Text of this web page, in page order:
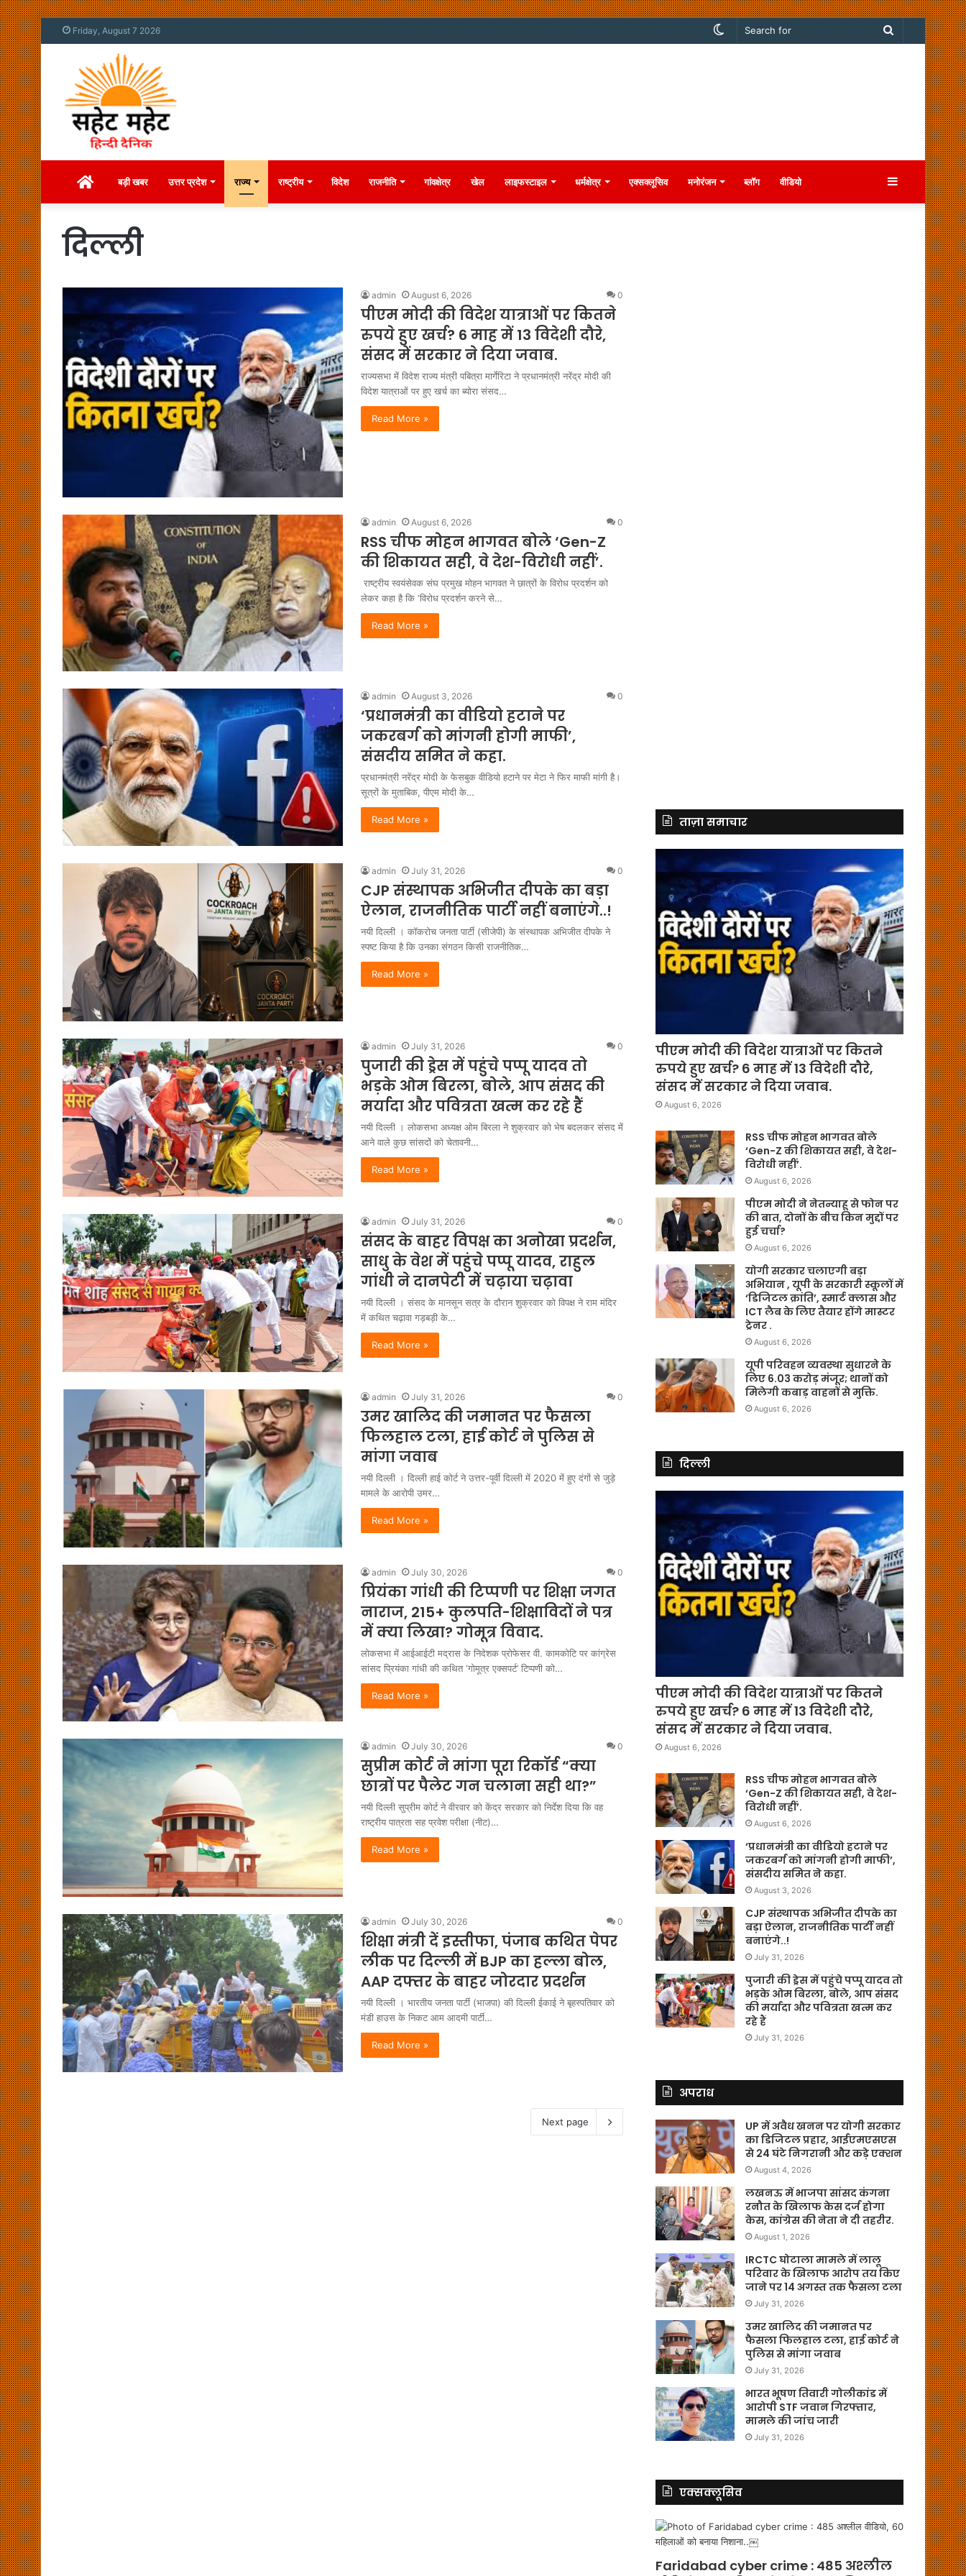
Friday, August 7 2026
Search
Switch
Homeबड़ी खबर उत्तर प्रदेश राज्य राष्ट्रीय विदेश राजनीति गांवक्षेत्र खेल लाइफस्टाइल धर्मक्षेत्र एक्सक्लूसिव मनोरंजन ब्लॉग वीडियो Sidebar
दिल्ली
admin August 6, 2026 0
पीएम मोदी की विदेश यात्राओं पर कितने
रुपये हुए खर्च? 6 माह में 13 विदेशी दौरे,
संसद में सरकार ने दिया जवाब.
राज्यसभा में विदेश राज्य मंत्री पबित्रा मार्गेरिटा ने प्रधानमंत्री नरेंद्र मोदी की
विदेश यात्राओं पर हुए खर्च का ब्योरा संसद…
Read More »
admin August 6, 2026 0
RSS चीफ मोहन भागवत बोले ‘Gen-Z
की शिकायत सही, वे देश-विरोधी नहीं’.
राष्ट्रीय स्वयंसेवक संघ प्रमुख मोहन भागवत ने छात्रों के विरोध प्रदर्शन को
लेकर कहा है कि ‘विरोध प्रदर्शन करने से…
Read More »
admin August 3, 2026 0
‘प्रधानमंत्री का वीडियो हटाने पर
जकरबर्ग को मांगनी होगी माफी’,
संसदीय समित ने कहा.
प्रधानमंत्री नरेंद्र मोदी के फेसबुक वीडियो हटाने पर मेटा ने फिर माफी मांगी है।
सूत्रों के मुताबिक, पीएम मोदी के…
Read More »
admin July 31, 2026 0
CJP संस्थापक अभिजीत दीपके का बड़ा
ऐलान, राजनीतिक पार्टी नहीं बनाएंगे..!
नयी दिल्ली । कॉकरोच जनता पार्टी (सीजेपी) के संस्थापक अभिजीत दीपके ने
स्पष्ट किया है कि उनका संगठन किसी राजनीतिक…
Read More »
admin July 31, 2026 0
पुजारी की ड्रेस में पहुंचे पप्पू यादव तो
भड़के ओम बिरला, बोले, आप संसद की
मर्यादा और पवित्रता खत्म कर रहे हैं
नयी दिल्ली । लोकसभा अध्यक्ष ओम बिरला ने शुक्रवार को भेष बदलकर संसद में
आने वाले कुछ सांसदों को चेतावनी…
Read More »
admin July 31, 2026 0
संसद के बाहर विपक्ष का अनोखा प्रदर्शन,
साधु के वेश में पहुंचे पप्पू यादव, राहुल
गांधी ने दानपेटी में चढ़ाया चढ़ावा
नयी दिल्ली । संसद के मानसून सत्र के दौरान शुक्रवार को विपक्ष ने राम मंदिर
में कथित चढ़ावा गड़बड़ी के…
Read More »
admin July 31, 2026 0
उमर खालिद की जमानत पर फैसला
फिलहाल टला, हाई कोर्ट ने पुलिस से
मांगा जवाब
नयी दिल्ली । दिल्ली हाई कोर्ट ने उत्तर-पूर्वी दिल्ली में 2020 में हुए दंगों से जुड़े
मामले के आरोपी उमर…
Read More »
admin July 30, 2026 0
प्रियंका गांधी की टिप्पणी पर शिक्षा जगत
नाराज, 215+ कुलपति-शिक्षाविदों ने पत्र
में क्या लिखा? गोमूत्र विवाद.
लोकसभा में आईआईटी मद्रास के निदेशक प्रोफेसर वी. कामकोटि पर कांग्रेस
सांसद प्रियंका गांधी की कथित ‘गोमूत्र एक्सपर्ट’ टिप्पणी को…
Read More »
admin July 30, 2026 0
सुप्रीम कोर्ट ने मांगा पूरा रिकॉर्ड “क्या
छात्रों पर पैलेट गन चलाना सही था?”
नयी दिल्ली सुप्रीम कोर्ट ने वीरवार को केंद्र सरकार को निर्देश दिया कि वह
राष्ट्रीय पात्रता सह प्रवेश परीक्षा (नीट)…
Read More »
admin July 30, 2026 0
शिक्षा मंत्री दें इस्तीफा, पंजाब कथित पेपर
लीक पर दिल्ली में BJP का हल्ला बोल,
AAP दफ्तर के बाहर जोरदार प्रदर्शन
नयी दिल्ली । भारतीय जनता पार्टी (भाजपा) की दिल्ली ईकाई ने बृहस्पतिवार को
मंडी हाउस के निकट आम आदमी पार्टी…
Read More »
Next page
ताज़ा समाचार
पीएम मोदी की विदेश यात्राओं पर कितने
रुपये हुए खर्च? 6 माह में 13 विदेशी दौरे,
संसद में सरकार ने दिया जवाब.
August 6, 2026
RSS चीफ मोहन भागवत बोले
‘Gen-Z की शिकायत सही, वे देश-
विरोधी नहीं’.
August 6, 2026
पीएम मोदी ने नेतन्याहू से फोन पर
की बात, दोनों के बीच किन मुद्दों पर
हुई चर्चा?
August 6, 2026
योगी सरकार चलाएगी बड़ा
अभियान , यूपी के सरकारी स्कूलों में
‘डिजिटल क्रांति’, स्मार्ट क्लास और
ICT लैब के लिए तैयार होंगे मास्टर
ट्रेनर .
August 6, 2026
यूपी परिवहन व्यवस्था सुधारने के
लिए 6.03 करोड़ मंजूर; थानों को
मिलेगी कबाड़ वाहनों से मुक्ति.
August 6, 2026
दिल्ली
पीएम मोदी की विदेश यात्राओं पर कितने
रुपये हुए खर्च? 6 माह में 13 विदेशी दौरे,
संसद में सरकार ने दिया जवाब.
August 6, 2026
RSS चीफ मोहन भागवत बोले
‘Gen-Z की शिकायत सही, वे देश-
विरोधी नहीं’.
August 6, 2026
‘प्रधानमंत्री का वीडियो हटाने पर
जकरबर्ग को मांगनी होगी माफी’,
संसदीय समित ने कहा.
August 3, 2026
CJP संस्थापक अभिजीत दीपके का
बड़ा ऐलान, राजनीतिक पार्टी नहीं
बनाएंगे..!
July 31, 2026
पुजारी की ड्रेस में पहुंचे पप्पू यादव तो
भड़के ओम बिरला, बोले, आप संसद
की मर्यादा और पवित्रता खत्म कर
रहे हैं
July 31, 2026
अपराध
UP में अवैध खनन पर योगी सरकार
का डिजिटल प्रहार, आईएमएसएस
से 24 घंटे निगरानी और कड़े एक्शन
August 4, 2026
लखनऊ में भाजपा सांसद कंगना
रनौत के खिलाफ केस दर्ज होगा
केस, कांग्रेस की नेता ने दी तहरीर.
August 1, 2026
IRCTC घोटाला मामले में लालू
परिवार के खिलाफ आरोप तय किए
जाने पर 14 अगस्त तक फैसला टला
July 31, 2026
उमर खालिद की जमानत पर
फैसला फिलहाल टला, हाई कोर्ट ने
पुलिस से मांगा जवाब
July 31, 2026
भारत भूषण तिवारी गोलीकांड में
आरोपी STF जवान गिरफ्तार,
मामले की जांच जारी
July 31, 2026
एक्सक्लूसिव
Faridabad cyber crime : 485 अश्लील